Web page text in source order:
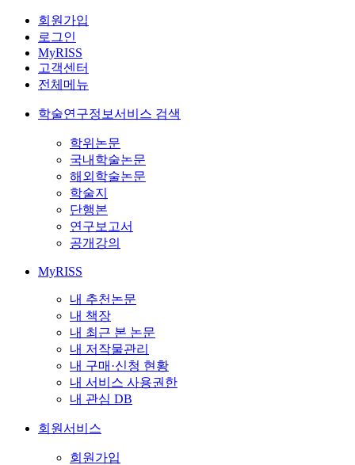
회원가입
로그인
MyRISS
고객센터
전체메뉴
학술연구정보서비스 검색
학위논문
국내학술논문
해외학술논문
학술지
단행본
연구보고서
공개강의
MyRISS
내 추천논문
내 책장
내 최근 본 논문
내 저작물관리
내 구매·신청 현황
내 서비스 사용권한
내 관심 DB
회원서비스
회원가입